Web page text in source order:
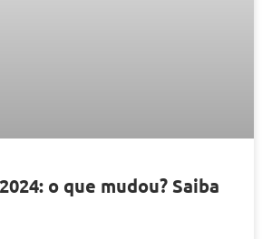
o que mudou? Saiba